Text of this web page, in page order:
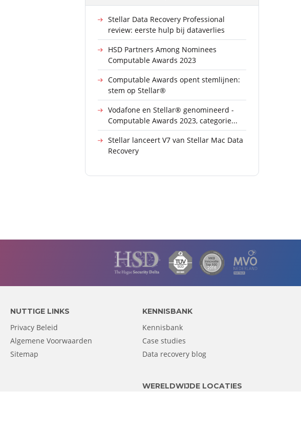
Stellar Data Recovery Professional
review: eerste hulp bij dataverlies
HSD Partners Among Nominees
Computable Awards 2023
Computable Awards opent stemlijnen:
stem op Stellar®
Vodafone en Stellar® genomineerd -
Computable Awards 2023, categorie...
Stellar lanceert V7 van Stellar Mac Data
Recovery
NUTTIGE LINKS
Privacy Beleid
Algemene Voorwaarden
Sitemap
KENNISBANK
Kennisbank
Case studies
Data recovery blog
WERELDWIJDE LOCATIES